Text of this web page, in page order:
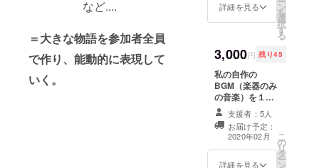
など....
＝大きな物語を参加者全員
で作り、能動的に表現して
いく。
詳細を見る ン
を
選
択
す
る
3,000円 残り45
私の自作の
BGM（楽器のみ
の音楽）を１曲
を提供します。
（著作権は支援
者に与える形と
します。）
支援者：5人
お届け予定：
2020年02月
詳細を見る
こ
の
リ
タ
ー
ン